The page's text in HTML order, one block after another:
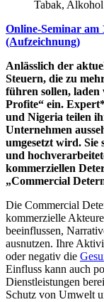
Tabak,
Online-Seminar am
(Aufzeichnung)
Anlässlich der
Steuern, die zu
führen sollen,
Profite“ ein.
und Nigeria teilen
Unternehmen
umgesetzt wird.
und
kommerziellen
„Commercial
Die Commercial
kommerzielle
beeinflussen,
ausnutzen. Ihre
oder negativ die
Einfluss kann auch
Dienstleistungen
Schutz von Umwelt